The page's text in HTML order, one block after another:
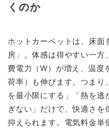
くのか
ホットカーペットは、床面
房」。体感は得やすい一方
費電力（W）が増え、温度
荷率）も伸びます。つまり
を最小限にする」「熱を逃
ぎない」だけで、快適さを
抑えられます。電気料金単